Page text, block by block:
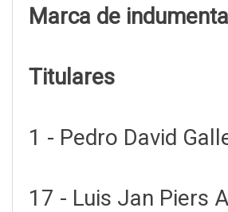
Marca de
Titulares
1 - Pedro David
17 - Luis Jan Piers